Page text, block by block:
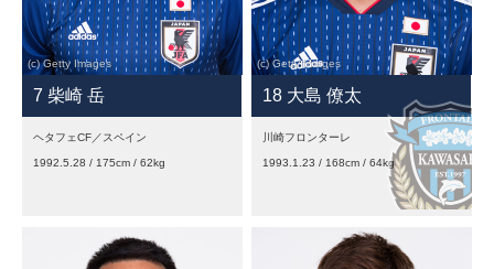
7 柴崎 岳
ヘタフェCF／スペイン
1992.5.28 / 175cm / 62kg
18 大島 僚太
川崎フロンターレ
1993.1.23 / 168cm / 64kg